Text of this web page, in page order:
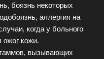
боязнь некоторых
аллергия на
когда у больного
ожог кожи.
вызывающих